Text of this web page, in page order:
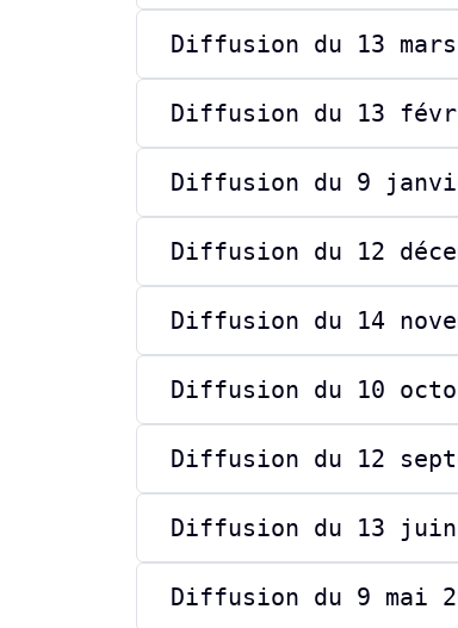
Diffusion du 13 mars
Diffusion du 13
Diffusion du 9
Diffusion du 12
Diffusion du 14
Diffusion du 10
Diffusion du 12
Diffusion du 13 juin
Diffusion du 9 mai